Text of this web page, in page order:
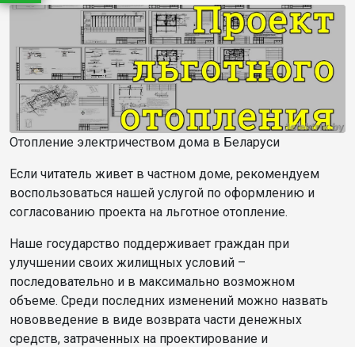
Отопление электричеством дома в Беларуси
Если читатель живет в частном доме, рекомендуем
воспользоваться нашей услугой по оформлению и
согласованию проекта на льготное отопление.
Наше государство поддерживает граждан при
улучшении своих жилищных условий –
последовательно и в максимально возможном
объеме. Среди последних изменений можно назвать
нововведение в виде возврата части денежных
средств, затраченных на проектирование и